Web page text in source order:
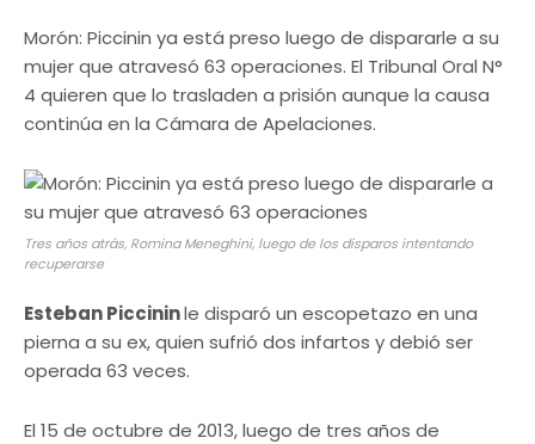
Morón: Piccinin ya está preso luego de dispararle a su
mujer que atravesó 63 operaciones. El Tribunal Oral N°
4 quieren que lo trasladen a prisión aunque la causa
continúa en la Cámara de Apelaciones.
Tres años atrás, Romina Meneghini, luego de los disparos intentando
recuperarse
Esteban Piccininle disparó un escopetazo en una
pierna a su ex, quien sufrió dos infartos y debió ser
operada 63 veces.
El 15 de octubre de 2013, luego de tres años de